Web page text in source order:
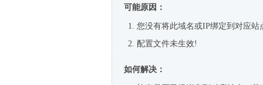
可能原因：
您没有将此域名或IP绑定到对应站
配置文件未生效!
如何解决：